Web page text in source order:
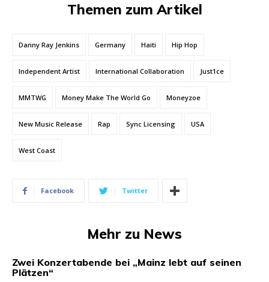
Themen zum Artikel
Danny Ray Jenkins Germany Haiti Hip Hop
Independent Artist International Collaboration Just1ce
MMTWG Money Make The World Go Moneyzoe
New Music Release Rap Sync Licensing USA
West Coast
Facebook Twitter
Mehr zu News
Zwei Konzertabende bei „Mainz lebt auf seinen
Plätzen“